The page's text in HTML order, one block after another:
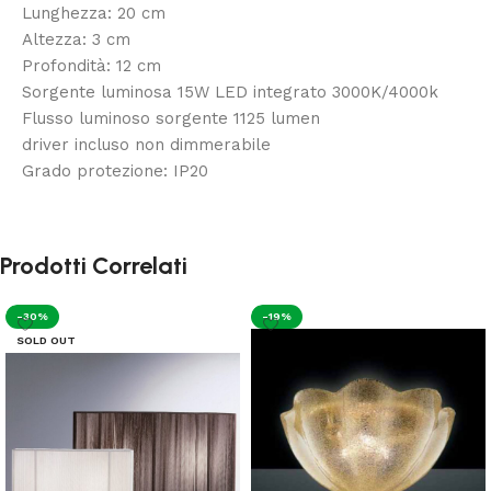
Lunghezza: 20 cm
Altezza: 3 cm
Profondità: 12 cm
Sorgente luminosa 15W LED integrato 3000K/4000k
Flusso luminoso sorgente 1125 lumen
driver incluso non dimmerabile
Grado protezione: IP20
Prodotti Correlati
-30%
SOLD OUT
-19%